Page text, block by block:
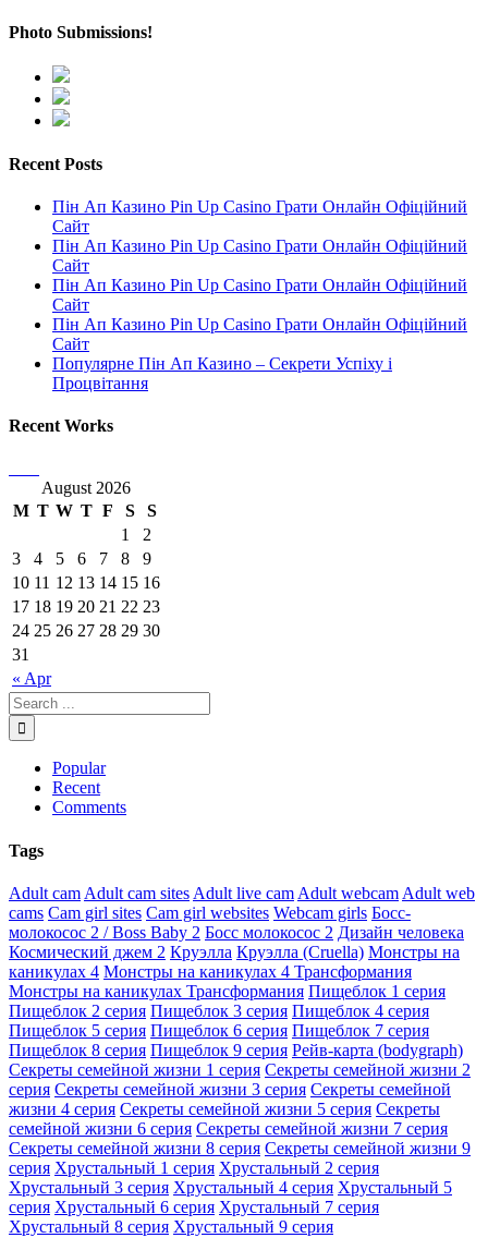
Photo Submissions!
Recent Posts
Пін Ап Казино Pin Up Casino Грати Онлайн Офіційний
Сайт
Пін Ап Казино Pin Up Casino Грати Онлайн Офіційний
Сайт
Пін Ап Казино Pin Up Casino Грати Онлайн Офіційний
Сайт
Пін Ап Казино Pin Up Casino Грати Онлайн Офіційний
Сайт
Популярне Пін Ап Казино – Секрети Успіху і
Процвітання
Recent Works
August 2026
M T W T F S S
« Apr
1
2
3
4 5 6 7 8
9
10 11 12 13 14 15 16
17 18 19 20 21 22 23
24 25 26 27 28 29 30
31
Popular
Recent
Comments
Tags
Adult cam Adult cam sites Adult live cam Adult webcam Adult web
cams Cam girl sites Cam girl websites Webcam girls Босс-
молокосос 2 / Boss Baby 2 Босс молокосос 2 Дизайн человека
Космический джем 2 Круэлла Круэлла (Cruella) Монстры на
каникулах 4 Монстры на каникулах 4 Трансформания
Монстры на каникулах Трансформания Пищеблок 1 серия
Пищеблок 2 серия Пищеблок 3 серия Пищеблок 4 серия
Пищеблок 5 серия Пищеблок 6 серия Пищеблок 7 серия
Пищеблок 8 серия Пищеблок 9 серия Рейв-карта (bodygraph)
Секреты семейной жизни 1 серия Секреты семейной жизни 2
серия Секреты семейной жизни 3 серия Секреты семейной
жизни 4 серия Секреты семейной жизни 5 серия Секреты
семейной жизни 6 серия Секреты семейной жизни 7 серия
Секреты семейной жизни 8 серия Секреты семейной жизни 9
серия Хрустальный 1 серия Хрустальный 2 серия
Хрустальный 3 серия Хрустальный 4 серия Хрустальный 5
серия Хрустальный 6 серия Хрустальный 7 серия
Хрустальный 8 серия Хрустальный 9 серия